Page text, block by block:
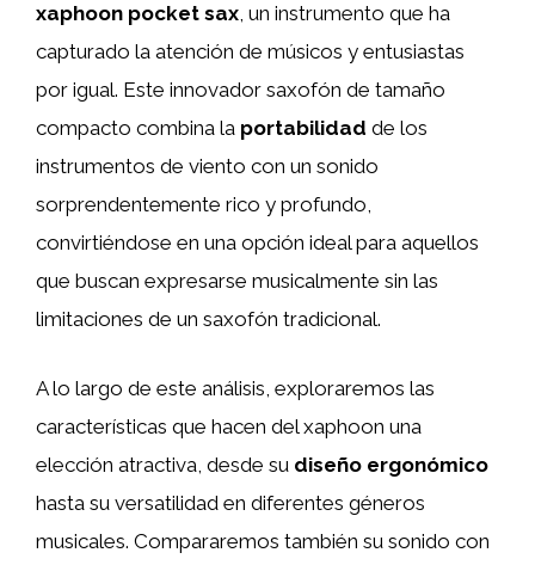
xaphoon pocket sax, un instrumento que ha
capturado la atención de músicos y entusiastas
por igual. Este innovador saxofón de tamaño
compacto combina la portabilidad de los
instrumentos de viento con un sonido
sorprendentemente rico y profundo,
convirtiéndose en una opción ideal para aquellos
que buscan expresarse musicalmente sin las
limitaciones de un saxofón tradicional.
A lo largo de este análisis, exploraremos las
características que hacen del xaphoon una
elección atractiva, desde su diseño ergonómico
hasta su versatilidad en diferentes géneros
musicales. Compararemos también su sonido con